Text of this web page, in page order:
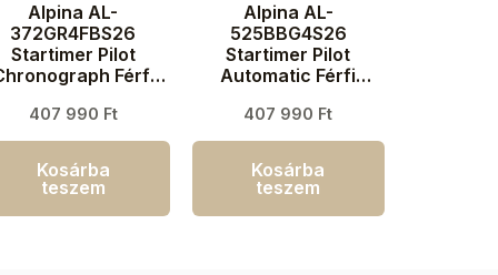
Alpina AL-
372GR4FBS26
Startimer Pilot
Férfi
407 990 Ft
Kosárba
teszem
Alpina AL-
525BBG4S26
Startimer Pilot
Automatic Férfi
407 990 Ft
Kosárba
teszem